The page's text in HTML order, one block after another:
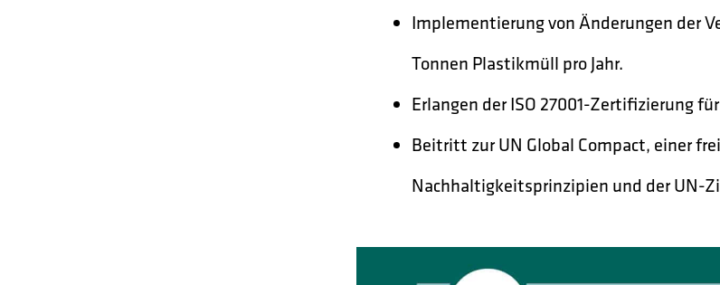
Implementierung von Änderungen der
Tonnen Plastikmüll pro Jahr.
Erlangen der ISO 27001-Zertifizierung
Beitritt zur UN Global Compact, einer
Nachhaltigkeitsprinzipien und der UN-